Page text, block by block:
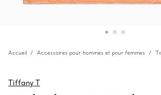
Accueil Accessoires pour hommes et pour femmes
Tiffany T